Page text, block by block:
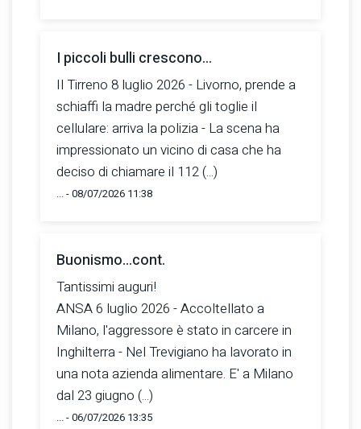
I piccoli bulli crescono...
Il Tirreno 8 luglio 2026 - Livorno, prende a
schiaffi la madre perché gli toglie il
cellulare: arriva la polizia - La scena ha
impressionato un vicino di casa che ha
deciso di chiamare il 112 (...)
... - 08/07/2026 11:38
Buonismo...cont.
Tantissimi auguri!
ANSA 6 luglio 2026 - Accoltellato a
Milano, l'aggressore è stato in carcere in
Inghilterra - Nel Trevigiano ha lavorato in
una nota azienda alimentare. E' a Milano
dal 23 giugno (...)
... - 06/07/2026 13:35